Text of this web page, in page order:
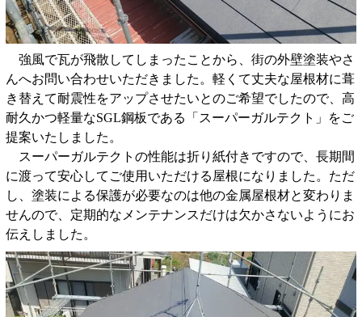
強風で瓦が飛散してしまったことから、街の外壁塗装やさ
んへお問い合わせいただきました。軽くて丈夫な屋根材に葺
き替えて耐震性をアップさせたいとのご希望でしたので、高
耐久かつ軽量なSGL鋼板である「スーパーガルテクト」をご
提案いたしました。
スーパーガルテクトの性能は折り紙付きですので、長期間
に渡って安心してご使用いただける屋根になりました。ただ
し、塗装による保護が必要なのは他の金属屋根材と変わりま
せんので、定期的なメンテナンスだけは欠かさないようにお
伝えしました。